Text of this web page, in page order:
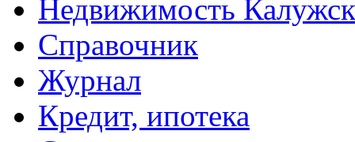
Недвижимость
Справочник
Журнал
Кредит, ипотека